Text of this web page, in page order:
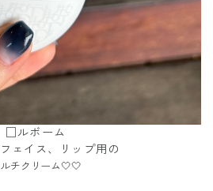
□ルボーム
ェイス、リップ用の
チクリーム🤍🤍